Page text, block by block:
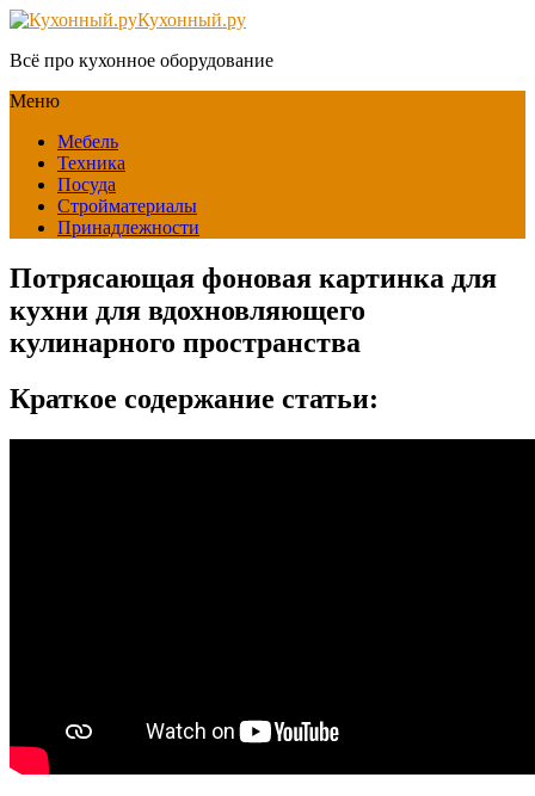
Кухонный.ру
Всё про кухонное оборудование
Меню
Мебель
Техника
Посуда
Стройматериалы
Принадлежности
Потрясающая фоновая картинка для
кухни для вдохновляющего
кулинарного пространства
Краткое содержание статьи: